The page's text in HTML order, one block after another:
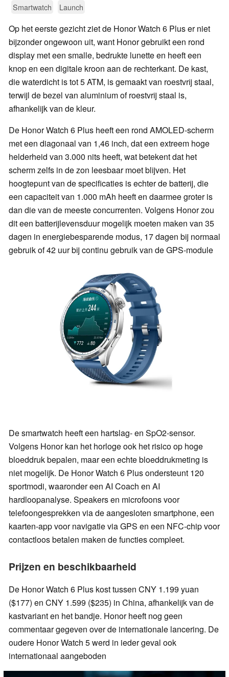
Smartwatch Launch
Op het eerste gezicht ziet de Honor Watch 6 Plus er niet
bijzonder ongewoon uit, want Honor gebruikt een rond
display met een smalle, bedrukte lunette en heeft een
knop en een digitale kroon aan de rechterkant. De kast,
die waterdicht is tot 5 ATM, is gemaakt van roestvrij staal,
terwijl de bezel van aluminium of roestvrij staal is,
afhankelijk van de kleur.
De Honor Watch 6 Plus heeft een rond AMOLED-scherm
met een diagonaal van 1,46 inch, dat een extreem hoge
helderheid van 3.000 nits heeft, wat betekent dat het
scherm zelfs in de zon leesbaar moet blijven. Het
hoogtepunt van de specificaties is echter de batterij, die
een capaciteit van 1.000 mAh heeft en daarmee groter is
dan die van de meeste concurrenten. Volgens Honor zou
dit een batterijlevensduur mogelijk moeten maken van 35
dagen in energiebesparende modus, 17 dagen bij normaal
gebruik of 42 uur bij continu gebruik van de GPS-module
De smartwatch heeft een hartslag- en SpO2-sensor.
Volgens Honor kan het horloge ook het risico op hoge
bloeddruk bepalen, maar een echte bloeddrukmeting is
niet mogelijk. De Honor Watch 6 Plus ondersteunt 120
sportmodi, waaronder een AI Coach en AI
hardloopanalyse. Speakers en microfoons voor
telefoongesprekken via de aangesloten smartphone, een
kaarten-app voor navigatie via GPS en een NFC-chip voor
contactloos betalen maken de functies compleet.
Prijzen en beschikbaarheid
De Honor Watch 6 Plus kost tussen CNY 1.199 yuan
($177) en CNY 1.599 ($235) in China, afhankelijk van de
kastvariant en het bandje. Honor heeft nog geen
commentaar gegeven over de internationale lancering. De
oudere Honor Watch 5 werd in ieder geval ook
internationaal aangeboden